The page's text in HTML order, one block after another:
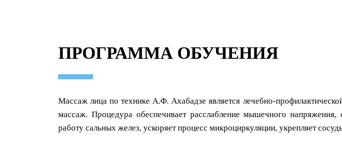
ПРОГРАММА ОБУЧЕНИЯ
Массаж лица по технике А.Ф. Ахабадзе является лечебно-
массаж. Процедура обеспечивает расслабление мышечного
работу сальных желез, ускоряет процесс микроциркуляции, укрепляет